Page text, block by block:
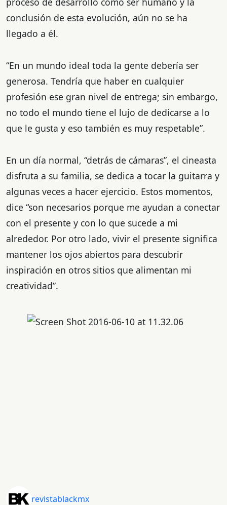
conclusión de esta evolución, aún no se ha
llegado a él.
“En un mundo ideal toda la gente debería ser
generosa. Tendría que haber en cualquier
profesión ese gran nivel de entrega; sin embargo,
no todo el mundo tiene el lujo de dedicarse a lo
que le gusta y eso también es muy respetable”.
En un día normal, “detrás de cámaras”, el cineasta
disfruta a su familia, se dedica a tocar la guitarra y
algunas veces a hacer ejercicio. Estos momentos,
dice “son necesarios porque me ayudan a conectar
con el presente y con lo que sucede a mi
alrededor. Por otro lado, vivir el presente significa
mantener los ojos abiertos para descubrir
inspiración en otros sitios que alimentan mi
creatividad”.
revistablackmx